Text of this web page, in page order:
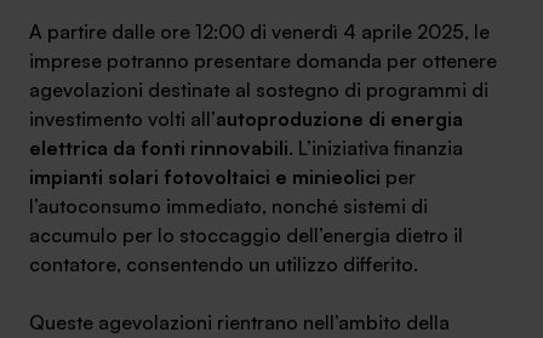
Lavora con noi
A partire dalle ore 12:00 di venerdì 4 aprile 2025, le
imprese potranno presentare domanda per ottenere
agevolazioni destinate al sostegno di programmi di
investimento volti all’autoproduzione di energia
elettrica da fonti rinnovabili. L’iniziativa finanzia
impianti solari fotovoltaici e minieolici per
l’autoconsumo immediato, nonché sistemi di
accumulo per lo stoccaggio dell’energia dietro il
contatore, consentendo un utilizzo differito.
Queste agevolazioni rientrano nell’ambito della